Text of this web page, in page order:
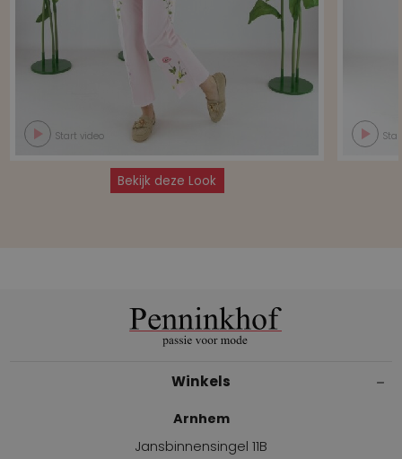
Start video
Bekijk deze Look
Winkels
Arnhem
Jansbinnensingel 11B